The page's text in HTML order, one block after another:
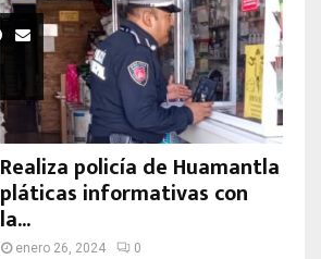
Realiza policía de Huamantla
pláticas informativas con
la...
enero 26, 2024 0